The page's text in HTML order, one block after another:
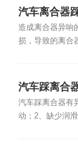
汽车离合器
造成离合器异响
损，导致的离合
汽车踩离合
汽车踩离合器有
动；2、缺少润